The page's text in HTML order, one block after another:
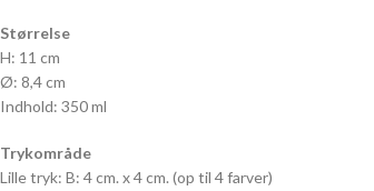
Størrelse
H: 11 cm
Ø: 8,4 cm
Indhold: 350 ml
Trykområde
Lille tryk: B: 4 cm. x 4 cm. (op til 4 farver)